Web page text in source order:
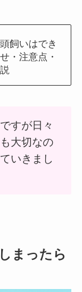
飼いはでき
・注意点・
すが日々
大切なの
いきまし
まったら